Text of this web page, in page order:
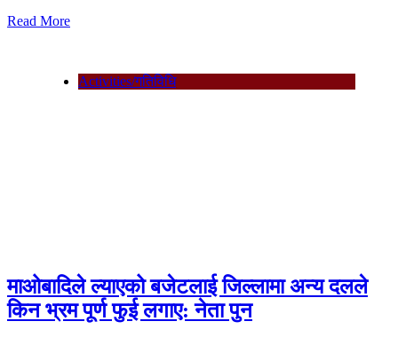
Read More
Activities/गतिविधि
माओबादिले ल्याएको बजेटलाई जिल्लामा अन्य दलले
किन भ्रम पूर्ण फुई लगाए: नेता पुन